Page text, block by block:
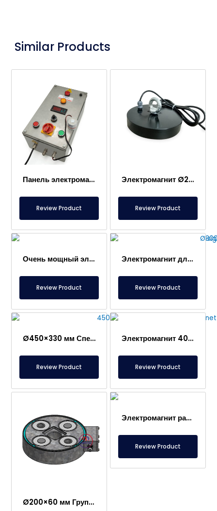
Similar Products
Панель электромагнита
Review Product
Электромагнит Ø200 мм специального производства
Review Product
Очень мощный электромагнит специальной конструкции
Review Product
Электромагнит для транспортировки проволоки в бухтах и катушках Ø300×210 мм
Review Product
Ø450×330 мм Специальный проект электромагнита с шасси, барабаном – Специально для сварочной системы
Review Product
Электромагнит 400x200x120 мм, транспортная система для овальных листов разного диаметра
Review Product
Ø200×60 мм Группа из 4-х электромагнитов, Фиксирующий магнит
Электромагнит радиусный 420x160x100 мм – Магнит для транспортировки рулонной стали
Review Product